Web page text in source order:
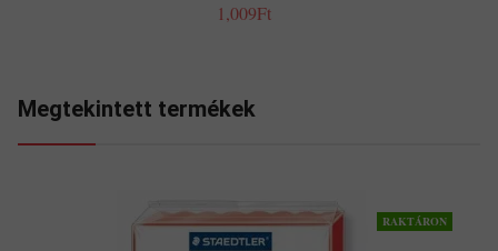
1,009Ft
Megtekintett termékek
RAKTÁRON